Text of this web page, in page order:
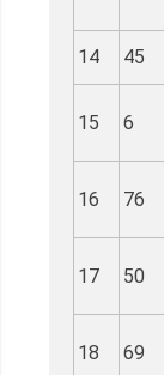
14 45
15 6
16 76
17 50
18 69